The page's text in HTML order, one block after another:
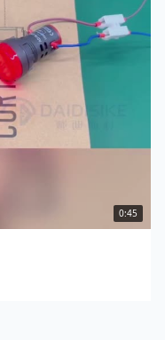
0:45